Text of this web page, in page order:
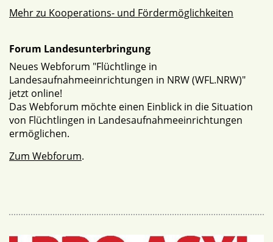
Mehr zu Kooperations- und Fördermöglichkeiten
Forum Landesunterbringung
Neues Webforum "Flüchtlinge in
Landesaufnahmeeinrichtungen in NRW (WFL.NRW)"
jetzt online!
Das Webforum möchte einen Einblick in die Situation
von Flüchtlingen in Landesaufnahmeeinrichtungen
ermöglichen.
Zum Webforum.